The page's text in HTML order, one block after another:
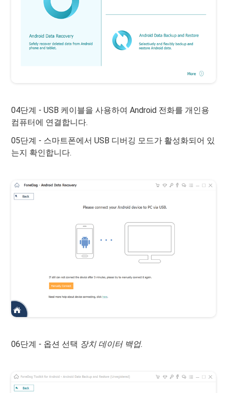
04단계 - USB 케이블을 사용하여 Android 전화를 개인용
컴퓨터에 연결합니다.
05단계 - 스마트폰에서 USB 디버깅 모드가 활성화되어 있
는지 확인합니다.
06단계 - 옵션 선택 장치 데이터 백업.